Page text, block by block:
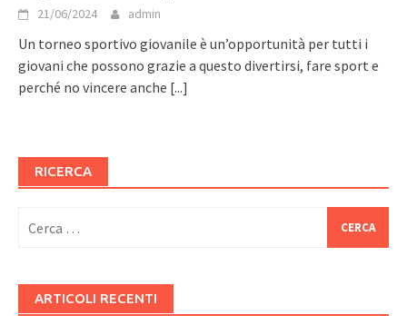
21/06/2024 admin
Un torneo sportivo giovanile è un’opportunità per tutti i
giovani che possono grazie a questo divertirsi, fare sport e
perché no vincere anche [...]
RICERCA
per:
ARTICOLI RECENTI